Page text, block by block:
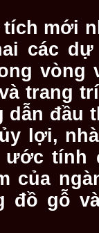
mới
các
vòng
trang
dẫn đầu
lợi,
tính
của
đồ gỗ